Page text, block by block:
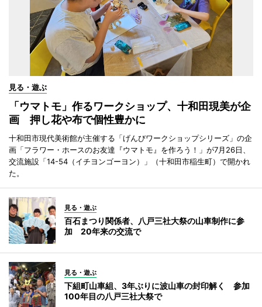
見る・遊ぶ
「ウマトモ」作るワークショップ、十和田現美が企
画 押し花や布で個性豊かに
十和田市現代美術館が主催する「げんびワークショップシリーズ」の企
画「フラワー・ホースのお友達『ウマトモ』を作ろう！」が7月26日、
交流施設「14-54（イチヨンゴーヨン）」（十和田市稲生町）で開かれ
た。
見る・遊ぶ
百石まつり関係者、八戸三社大祭の山車制作に参
加 20年来の交流で
見る・遊ぶ
下組町山車組、3年ぶりに波山車の封印解く 参加
100年目の八戸三社大祭で